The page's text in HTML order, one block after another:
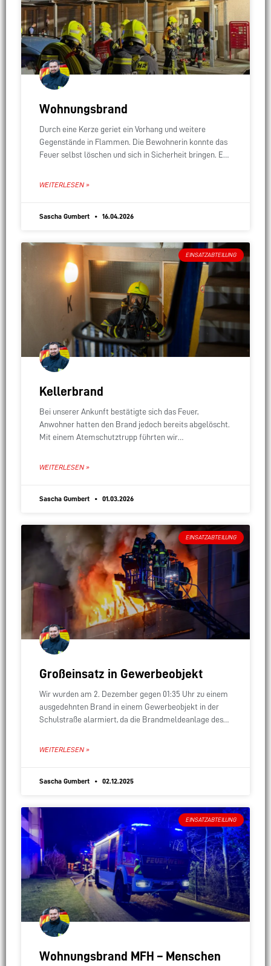
Wohnungsbrand
Durch eine Kerze geriet ein Vorhang und weitere
Gegenstände in Flammen. Die Bewohnerin konnte das
Feuer selbst löschen und sich in Sicherheit bringen. Ein
WEITERLESEN »
Sascha Gumbert 16.04.2026
EINSATZABTEILUNG
Kellerbrand
Bei unserer Ankunft bestätigte sich das Feuer,
Anwohner hatten den Brand jedoch bereits abgelöscht.
Mit einem Atemschutztrupp führten wir
WEITERLESEN »
Sascha Gumbert 01.03.2026
EINSATZABTEILUNG
Großeinsatz in Gewerbeobjekt
Wir wurden am 2. Dezember gegen 01:35 Uhr zu einem
ausgedehnten Brand in einem Gewerbeobjekt in der
Schulstraße alarmiert, da die Brandmeldeanlage des
WEITERLESEN »
Sascha Gumbert 02.12.2025
EINSATZABTEILUNG
Wohnungsbrand MFH – Menschen